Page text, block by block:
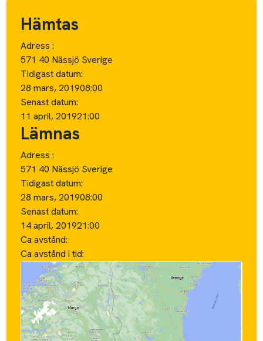
Hämtas
Adress :
571 40 Nässjö Sverige
Tidigast datum:
28 mars, 201908:00
Senast datum:
11 april, 201921:00
Lämnas
Adress :
571 40 Nässjö Sverige
Tidigast datum:
28 mars, 201908:00
Senast datum:
14 april, 201921:00
Ca avstånd:
Ca avstånd i tid: